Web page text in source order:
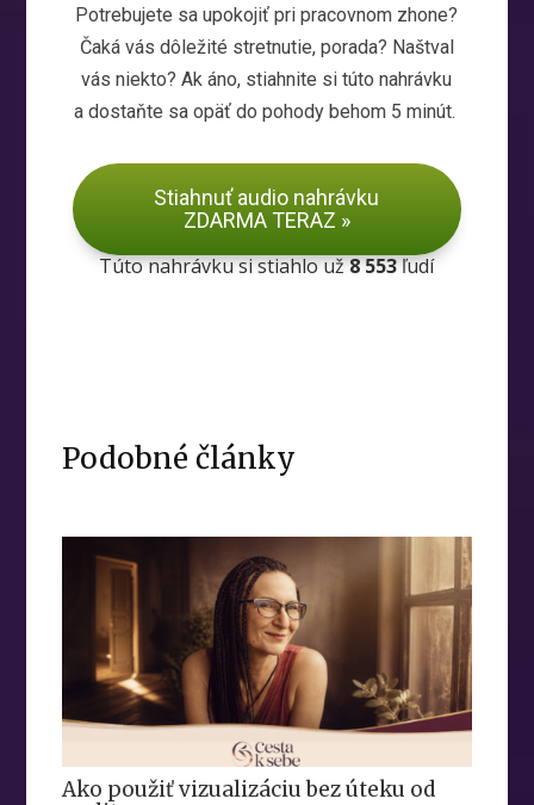
Potrebujete sa upokojiť pri pracovnom zhone?
Čaká vás dôležité stretnutie, porada? Naštval
vás niekto? Ak áno, stiahnite si túto nahrávku
a dostaňte sa opäť do pohody behom 5 minút.
Stiahnuť audio nahrávku
ZDARMA TERAZ »
Túto nahrávku si stiahlo už8 553ľudí
Podobné články
Ako použiť vizualizáciu bez úteku od